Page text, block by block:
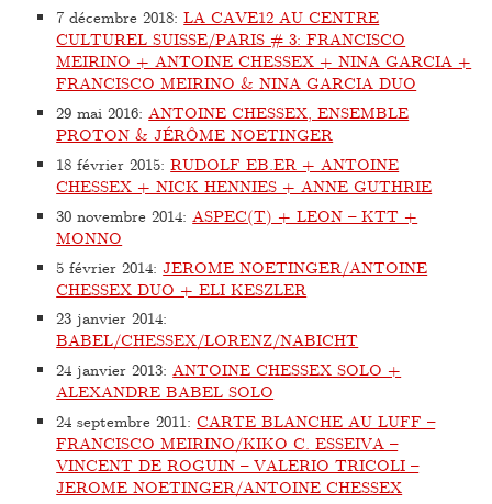
7 décembre 2018:LA CAVE12 AU CENTRE
CULTUREL SUISSE/PARIS # 3: FRANCISCO
MEIRINO + ANTOINE CHESSEX + NINA GARCIA +
FRANCISCO MEIRINO & NINA GARCIA DUO
29 mai 2016:ANTOINE CHESSEX, ENSEMBLE
PROTON & JÉRÔME NOETINGER
18 février 2015:RUDOLF EB.ER + ANTOINE
CHESSEX + NICK HENNIES + ANNE GUTHRIE
30 novembre 2014: ASPEC(T) + LEON – KTT +
MONNO
5 février 2014:JEROME NOETINGER/ANTOINE
CHESSEX DUO + ELI KESZLER
23 janvier 2014:
BABEL/CHESSEX/LORENZ/NABICHT
24 janvier 2013:ANTOINE CHESSEX SOLO +
ALEXANDRE BABEL SOLO
24 septembre 2011:CARTE BLANCHE AU LUFF –
FRANCISCO MEIRINO/KIKO C. ESSEIVA –
VINCENT DE ROGUIN – VALERIO TRICOLI –
JEROME NOETINGER/ANTOINE CHESSEX